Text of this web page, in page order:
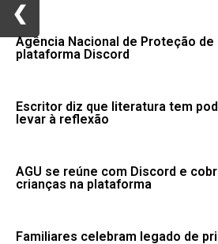
Agência Nacional de Proteção
plataforma Discord
Escritor diz que literatura tem
levar à reflexão
AGU se reúne com Discord e
crianças na plataforma
Familiares celebram legado de
❮
❮